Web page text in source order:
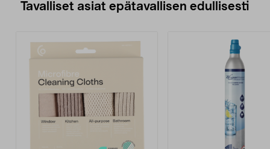
Tavalliset asiat epätavallisen edullisesti